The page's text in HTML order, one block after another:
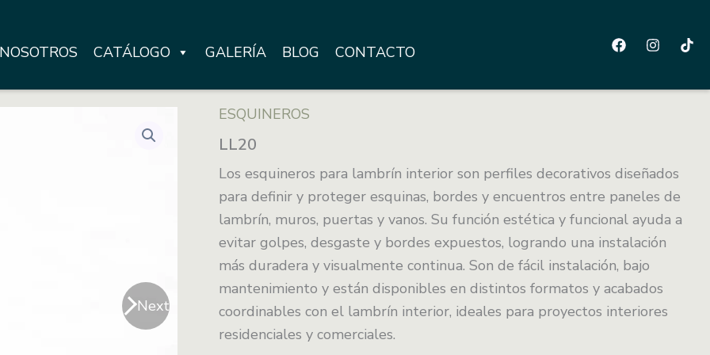
NOSOTROS CATÁLOGO GALERÍA BLOG CONTACTO
Next
ESQUINEROS
LL20
Los esquineros para lambrín interior son perfiles decorativos diseñados
para definir y proteger esquinas, bordes y encuentros entre paneles de
lambrín, muros, puertas y vanos. Su función estética y funcional ayuda a
evitar golpes, desgaste y bordes expuestos, logrando una instalación
más duradera y visualmente continua. Son de fácil instalación, bajo
mantenimiento y están disponibles en distintos formatos y acabados
coordinables con el lambrín interior, ideales para proyectos interiores
residenciales y comerciales.